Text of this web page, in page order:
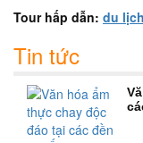
Tour hấp dẫn: du
Tin tức